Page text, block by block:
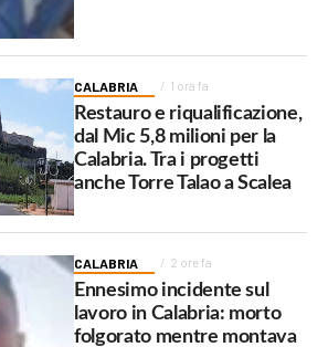
CALABRIA 1 ora fa
Restauro e riqualificazione,
dal Mic 5,8 milioni per la
Calabria. Tra i progetti
anche Torre Talao a Scalea
CALABRIA 2 ore fa
Ennesimo incidente sul
lavoro in Calabria: morto
folgorato mentre montava